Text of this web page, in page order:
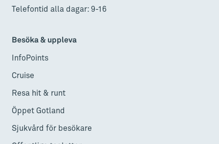
Telefontid alla dagar: 9-16
Besöka & uppleva
InfoPoints
Cruise
Resa hit & runt
Öppet Gotland
Sjukvård för besökare